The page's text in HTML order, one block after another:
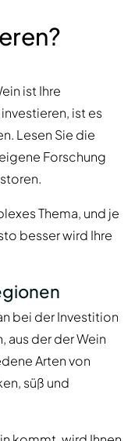
ist Ihre
ist es
Lesen Sie die
Forschung
Thema, und je
besser wird Ihre
bei der Investition
aus der der Wein
Arten von
süß und